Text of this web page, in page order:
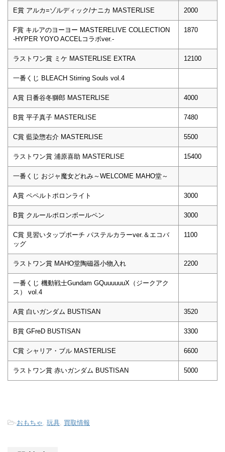
E賞 アルカ=ゾルディック/ナニカ MASTERLISE 2000
F賞 キルアのヨーヨー MASTERELIVE COLLECTION
-HYPER YOYO ACCELコラボver.-
1870
ラストワン賞 ミケ MASTERLISE EXTRA 12100
一番くじ BLEACH Stirring Souls vol.4
A賞 日番谷冬獅郎 MASTERLISE 4000
B賞 平子真子 MASTERLISE 7480
C賞 藍染惣右介 MASTERLISE 5500
ラストワン賞 浦原喜助 MASTERLISE 15400
一番くじ おジャ魔女どれみ～WELCOME MAHO堂～
A賞 ペペルトポロンライト 3000
B賞 クルールポロンボールペン 3000
C賞 見習いタップポーチ パステルカラーver.＆エコバ
ッグ
1100
ラストワン賞 MAHO堂陶磁器小物入れ 2200
一番くじ 機動戦士Gundam GQuuuuuuX（ジークアク
ス） vol.4
A賞 白いガンダム BUSTISAN 3520
B賞 GFreD BUSTISAN 3300
C賞 シャリア・ブル MASTERLISE 6600
ラストワン賞 赤いガンダム BUSTISAN 5000
-おもちゃ 玩具 買取情報